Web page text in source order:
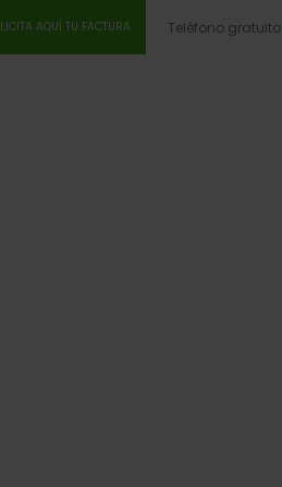
AQUÍ TU FACTURA Teléfono gratuito